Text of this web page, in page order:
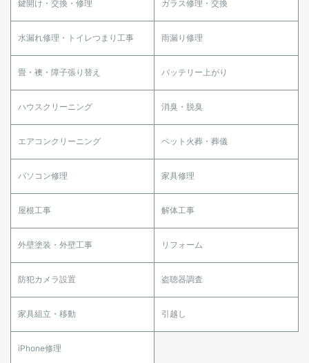
鍵開け・交換・修理 ガラス修理・交換
水漏れ修理・トイレつまり工事 雨漏り修理
畳・襖・障子張り替え バッテリー上がり
ハウスクリーニング 消臭・脱臭
エアコンクリーニング ペット火葬・葬儀
パソコン修理 家具修理
屋根工事 解体工事
外壁塗装・外壁工事 リフォーム
防犯カメラ設置 盗聴器調査
家具組立・移動 引越し
iPhone修理